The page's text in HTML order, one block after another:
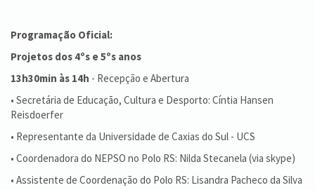
Programação Oficial:
Projetos dos 4ºs e 5ºs anos
13h30min às 14h - Recepção e Abertura
• Secretária de Educação, Cultura e Desporto: Cíntia Hansen
Reisdoerfer
• Representante da Universidade de Caxias do Sul - UCS
• Coordenadora do NEPSO no Polo RS: Nilda Stecanela (via skype)
• Assistente de Coordenação do Polo RS: Lisandra Pacheco da Silva